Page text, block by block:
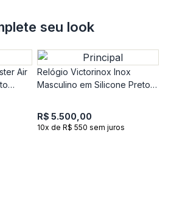
seu look
Air
Relógio Victorinox Inox
Masculino em Silicone Preto
R$ 5.500,00
10x de R$ 550 sem juros